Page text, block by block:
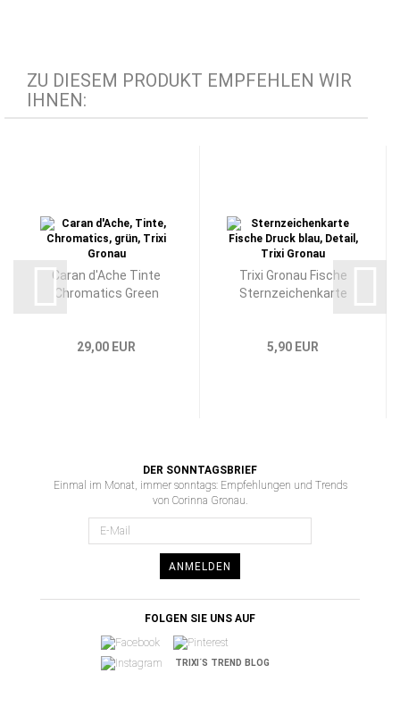
ZU DIESEM PRODUKT EMPFEHLEN WIR
IHNEN:
Caran d'Ache Tinte
Chromatics Green
29,00 EUR
Trixi Gronau Fische
Sternzeichenkarte
5,90 EUR
DER SONNTAGSBRIEF
Einmal im Monat, immer sonntags: Empfehlungen und Trends
von Corinna Gronau.
ANMELDEN
FOLGEN SIE UNS AUF
TRIXI´S TREND BLOG